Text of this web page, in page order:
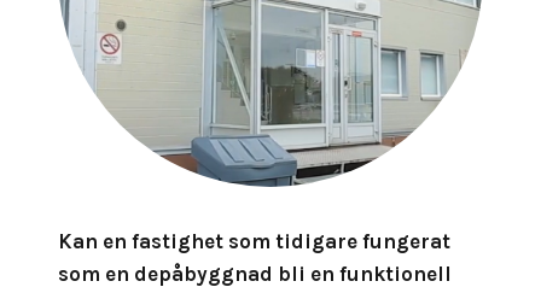
Kan en fastighet som tidigare fungerat
som en depåbyggnad bli en funktionell